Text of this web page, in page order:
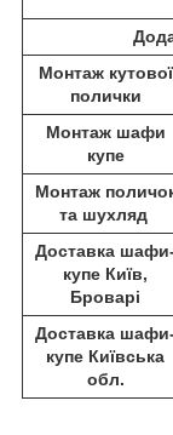
Монтаж кутової
полички
Монтаж шафи
купе
Монтаж
та шухляд
Доставка шафи-
купе Київ,
Броварі
Доставка шафи-
купе Київська
обл.